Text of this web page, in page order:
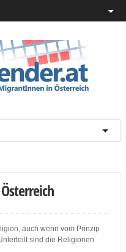
auch wenn vom Prinzip
sind die Religionen